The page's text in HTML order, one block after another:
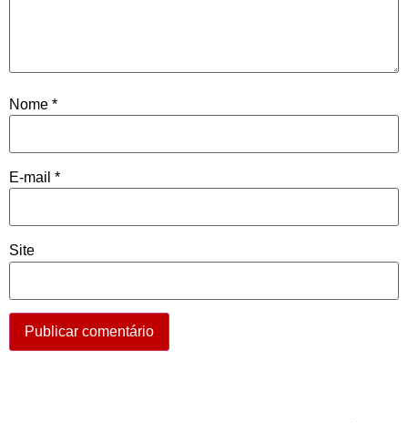
Nome *
E-mail *
Site